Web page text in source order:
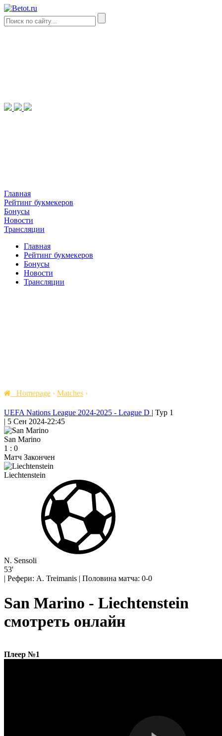
Главная
Рейтинг букмекеров
Бонусы
Новости
Трансляции
Главная
Рейтинг букмекеров
Бонусы
Новости
Трансляции
Homepage › Matches ›
UEFA Nations League 2024-2025 - League D | Тур 1
| 5 Сен 2024-22:45
San Marino
1 : 0
Матч Закончен
Liechtenstein
N. Sensoli
53'
| Рефери: A. Treimanis | Половина матча: 0-0
San Marino - Liechtenstein
смотреть онлайн
Плеер №1